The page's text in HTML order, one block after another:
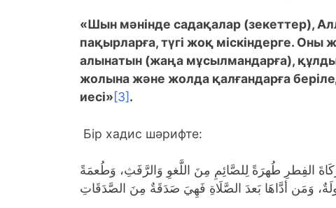
«Шын мәнінде садақалар (зекеттер),
пақырларға, түгі жоқ міскіндерге. Оны
алынатын (жаңа мұсылмандарға),
жолына және жолда қалғандарға
иесі»[3].
Бір хадис шәрифте:
الفِطرِ طُهرَةً لِلصَّائِمِ مِنَ اللَّغوِ وَالرَّفَثِ، وَطُعمَةً
وَمَن أدَّاهَا بَعدَ الصَّلَاةِ فَهِيَ صَدَقَةٌ مِنَ الصَّدَقَاتِ